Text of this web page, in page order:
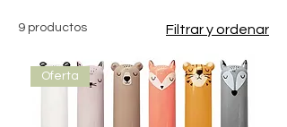
9 productos Filtrar y ordenar
Oferta